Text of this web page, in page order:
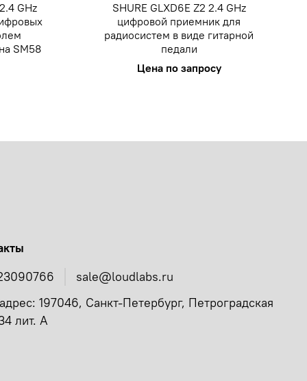
GHz
SM58
SHURE GLXD6E Z2 2.4 GHz
цифровой приемник для
радиосистем в виде гитарной
педали
Цена по запросу
sale@loudlabs.ru
197046, Санкт-Петербург, Петроградская
лит. А